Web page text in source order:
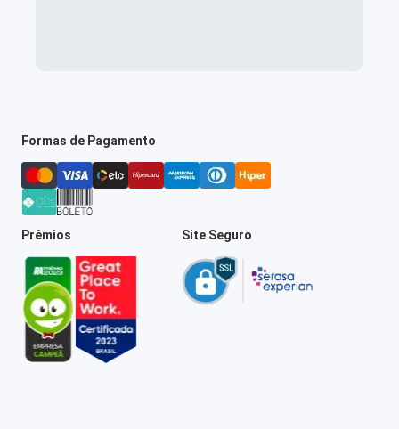
Formas de Pagamento
Prêmios Site Seguro